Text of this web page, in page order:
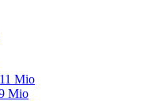
Mio
Mio